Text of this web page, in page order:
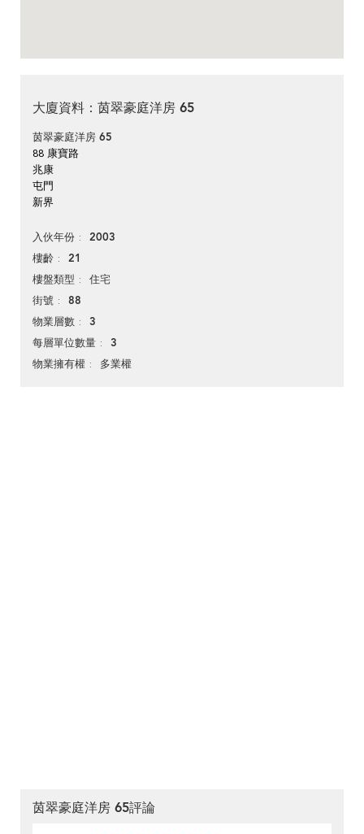
大廈資料：茵翠豪庭洋房 65
茵翠豪庭洋房 65
88 康寶路
兆康
屯門
新界
入伙年份 2003
樓齡 21
樓盤類型 住宅
街號 88
物業層數 3
每層單位數量 3
物業擁有權 多業權
茵翠豪庭洋房 65評論